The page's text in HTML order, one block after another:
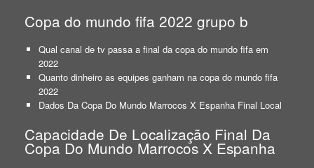
Copa do mundo fifa 2022 grupo b
Qual canal de tv passa a final da copa do mundo fifa em
2022
Quanto dinheiro as equipes ganham na copa do mundo fifa
2022
Dados Da Copa Do Mundo Marrocos X Espanha Final Local
Capacidade De Localização Final Da
Copa Do Mundo Marrocos X Espanha